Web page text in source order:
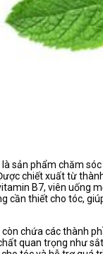
sản phẩm chăm
chiết xuất từ
B7, viên uống
cần thiết cho tóc,
chứa các thành
quan trọng như